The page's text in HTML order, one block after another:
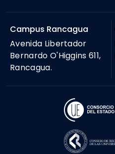
Campus Rancagua
Avenida Libertador
Bernardo O'Higgins 611,
Rancagua.